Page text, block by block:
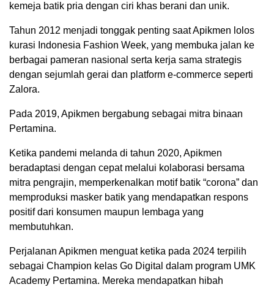
kemeja batik pria dengan ciri khas berani dan unik.
Tahun 2012 menjadi tonggak penting saat Apikmen lolos
kurasi Indonesia Fashion Week, yang membuka jalan ke
berbagai pameran nasional serta kerja sama strategis
dengan sejumlah gerai dan platform e-commerce seperti
Zalora.
Pada 2019, Apikmen bergabung sebagai mitra binaan
Pertamina.
Ketika pandemi melanda di tahun 2020, Apikmen
beradaptasi dengan cepat melalui kolaborasi bersama
mitra pengrajin, memperkenalkan motif batik “corona” dan
memproduksi masker batik yang mendapatkan respons
positif dari konsumen maupun lembaga yang
membutuhkan.
Perjalanan Apikmen menguat ketika pada 2024 terpilih
sebagai Champion kelas Go Digital dalam program UMK
Academy Pertamina. Mereka mendapatkan hibah